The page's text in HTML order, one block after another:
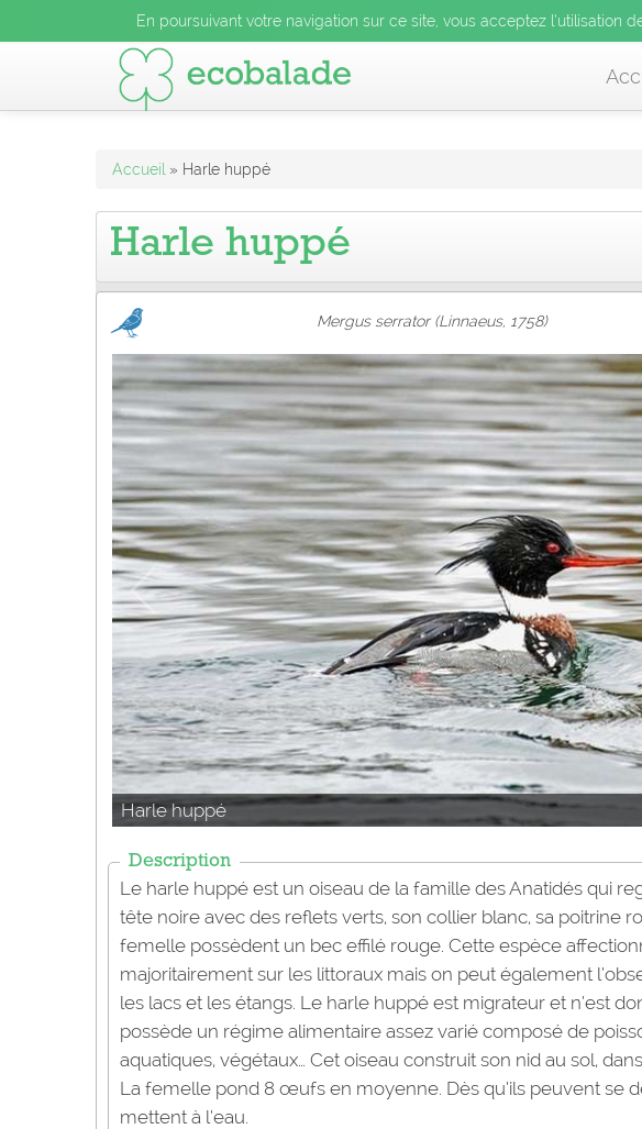
En poursuivant votre navigation sur ce site, vous acceptez
En poursuivant votre navigation sur ce site, vous acceptez l’utilisation
En poursuivant votre navigation sur ce site, vous acceptez l’utilisation de
Accueil » Harle huppé
Harle huppé
Mergus serrator (Linnaeus, 1758)
Harle huppé
Description
Le harle huppé est un oiseau de la famille des Anatidés qui
tête noire avec des reflets verts, son collier blanc, sa poitrine
femelle possèdent un bec effilé rouge. Cette espèce
majoritairement sur les littoraux mais on peut également
les lacs et les étangs. Le harle huppé est migrateur et n’est
possède un régime alimentaire assez varié composé de
aquatiques, végétaux… Cet oiseau construit son nid au sol,
La femelle pond 8 œufs en moyenne. Dès qu’ils peuvent se
mettent à l’eau.